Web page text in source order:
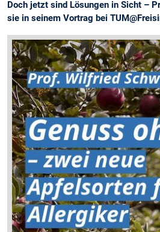
Doch jetzt sind Lösungen in Sicht –
sie in seinem Vortrag bei